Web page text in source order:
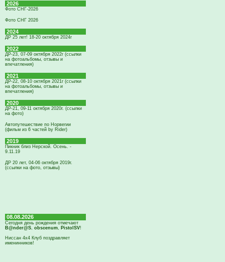
2026
Фото СНГ-2026
Фото СНГ 2026
2024
ДР 25 лет! 18-20 октября 2024г
2022
ДР-23, 07-09 октября 2022г (ссылки
на фотоальбомы, отзывы и
впечатления)
2021
ДР-22, 08-10 октября 2021г (ссылки
на фотоальбомы, отзывы и
впечатления)
2020
ДР-21, 09-11 октября 2020г. (ссылки
на фото)
Автопутешествие по Норвегии
(фильм из 6 частей by Rider)
2019
Пикник близ Нерской. Осень. -
9.11.19
ДР 20 лет, 04-06 октября 2019г.
(ссылки на фото, отзывы)
08.08.2026
Сегодня день рождения отмечают
B@nder@S, obscenum, PistolSV!
Ниссан 4х4 Клуб поздравляет
именинников!